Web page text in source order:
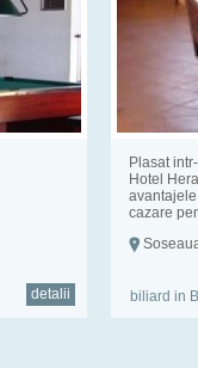
detalii
Plasat
Hotel
cazare
biliard in